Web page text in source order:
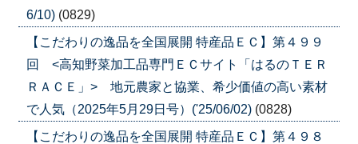
6/10) (0829)
【こだわりの逸品を全国展開 特産品ＥＣ】第４９９
回 <高知野菜加工品専門ＥＣサイト「はるのＴＥＲ
ＲＡＣＥ」> 地元農家と協業、希少価値の高い素材
で人気（2025年5月29日号）('25/06/02) (0828)
【こだわりの逸品を全国展開 特産品ＥＣ】第４９８